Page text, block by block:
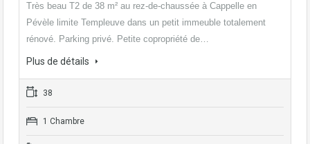
Très beau T2 de 38 m² au rez-de-chaussée à Cappelle en
Pévèle limite Templeuve dans un petit immeuble totalement
rénové. Parking privé. Petite copropriété de…
Plus de détails
38
1 Chambre